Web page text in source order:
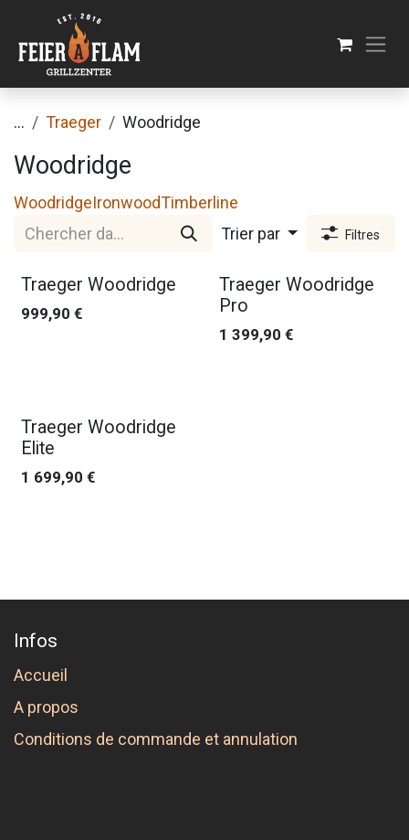
Se rendre au contenu
... Traeger Woodridge
Woodridge
WoodridgeIronwoodTimberline
Trier par
Filtres
Nouveau !
Traeger Woodridge
999,90 € Nouveau !
Traeger Woodridge
Pro
1 399,90 €
Nouveau !
Traeger Woodridge
Elite
1 699,90 €
Infos
Accueil
A propos
Conditions de commande et annulation